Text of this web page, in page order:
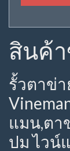
สินค้า
รั้วตาข่
แมน,ตา
ปม ไวน์